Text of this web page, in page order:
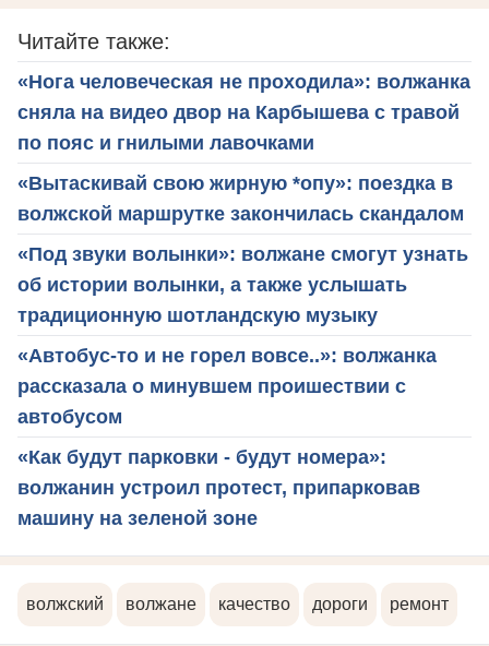
Читайте также:
«Нога человеческая не проходила»: волжанка
сняла на видео двор на Карбышева с травой
по пояс и гнилыми лавочками
«Вытаскивай свою жирную *опу»: поездка в
волжской маршрутке закончилась скандалом
«Под звуки волынки»: волжане смогут узнать
об истории волынки, а также услышать
традиционную шотландскую музыку
«Автобус-то и не горел вовсе..»: волжанка
рассказала о минувшем проишествии с
автобусом
«Как будут парковки - будут номера»:
волжанин устроил протест, припарковав
машину на зеленой зоне
волжский волжане качество дороги ремонт